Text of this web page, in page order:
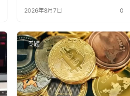
2026年8月7日 0
专题